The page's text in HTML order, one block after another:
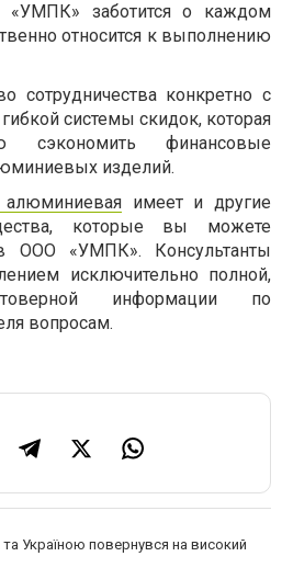
«УМПК» заботится о каждом
относится к выполнению
сотрудничества конкретно с
системы скидок, которая
сэкономить финансовые
изделий.
имеет и другие
которые вы можете
ООО «УМПК». Консультанты
исключительно полной,
информации по
вопросам.
Україною повернувся на високий